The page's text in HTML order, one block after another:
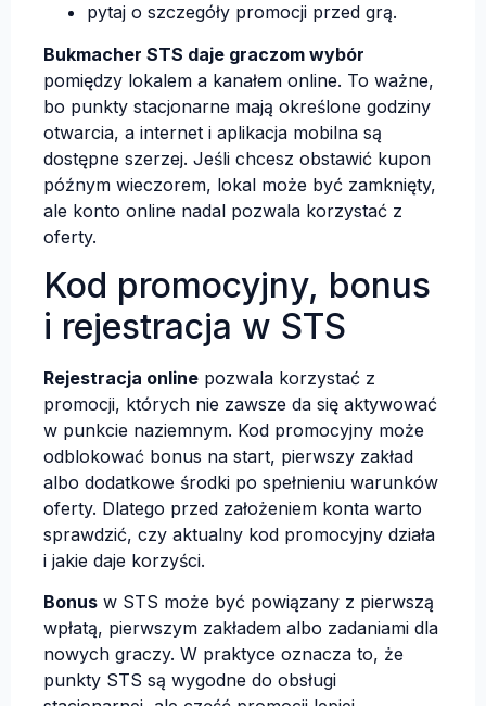
pytaj o szczegóły promocji przed grą.
Bukmacher STS daje graczom wybór
pomiędzy lokalem a kanałem online. To ważne,
bo punkty stacjonarne mają określone godziny
otwarcia, a internet i aplikacja mobilna są
dostępne szerzej. Jeśli chcesz obstawić kupon
późnym wieczorem, lokal może być zamknięty,
ale konto online nadal pozwala korzystać z
oferty.
Kod promocyjny, bonus
i rejestracja w STS
Rejestracja online pozwala korzystać z
promocji, których nie zawsze da się aktywować
w punkcie naziemnym. Kod promocyjny może
odblokować bonus na start, pierwszy zakład
albo dodatkowe środki po spełnieniu warunków
oferty. Dlatego przed założeniem konta warto
sprawdzić, czy aktualny kod promocyjny działa
i jakie daje korzyści.
Bonus w STS może być powiązany z pierwszą
wpłatą, pierwszym zakładem albo zadaniami dla
nowych graczy. W praktyce oznacza to, że
punkty STS są wygodne do obsługi